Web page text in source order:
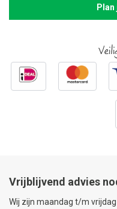
Plan
Vrijblijvend advies
Wij zijn maandag t/m